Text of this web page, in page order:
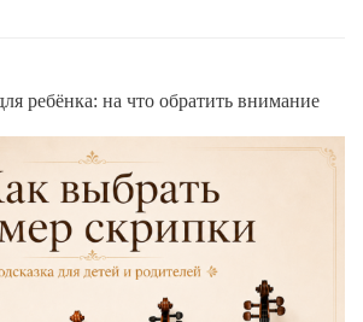
ребёнка: на что обратить внимание